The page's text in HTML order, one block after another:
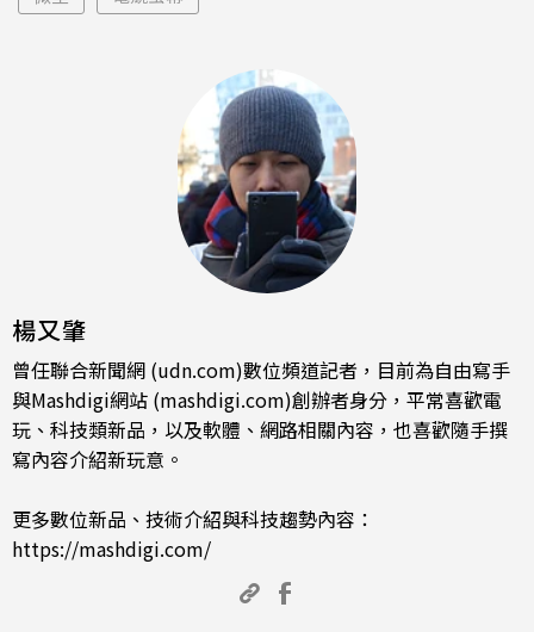
楊又肇
曾任聯合新聞網 (udn.com)數位頻道記者，目前為自由寫手
與Mashdigi網站 (mashdigi.com)創辦者身分，平常喜歡電
玩、科技類新品，以及軟體、網路相關內容，也喜歡隨手撰
寫內容介紹新玩意。
更多數位新品、技術介紹與科技趨勢內容：
https://mashdigi.com/